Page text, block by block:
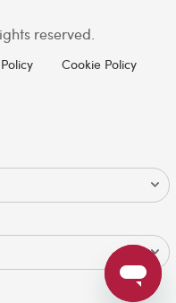
reserved.
Cookie Policy